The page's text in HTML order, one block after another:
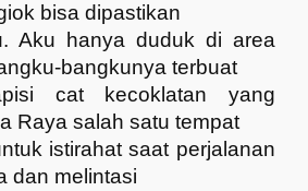
bisa dipastikan
Aku hanya duduk di area
bangkunya terbuat
cat kecoklatan yang
Raya salah satu tempat
istirahat saat perjalanan
dan melintasi